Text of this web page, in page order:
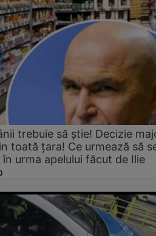
trebuie să știe! Decizie
toată țara! Ce urmează să
urma apelului făcut de Ilie